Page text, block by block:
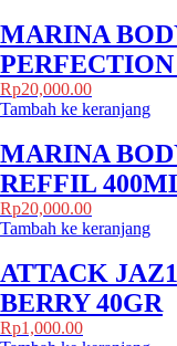
MARINA
Rp20,000.00
Tambah ke keranjang
MARINA
REFFIL
Rp20,000.00
Tambah ke keranjang
ATTACK
BERRY 40GR
Rp1,000.00